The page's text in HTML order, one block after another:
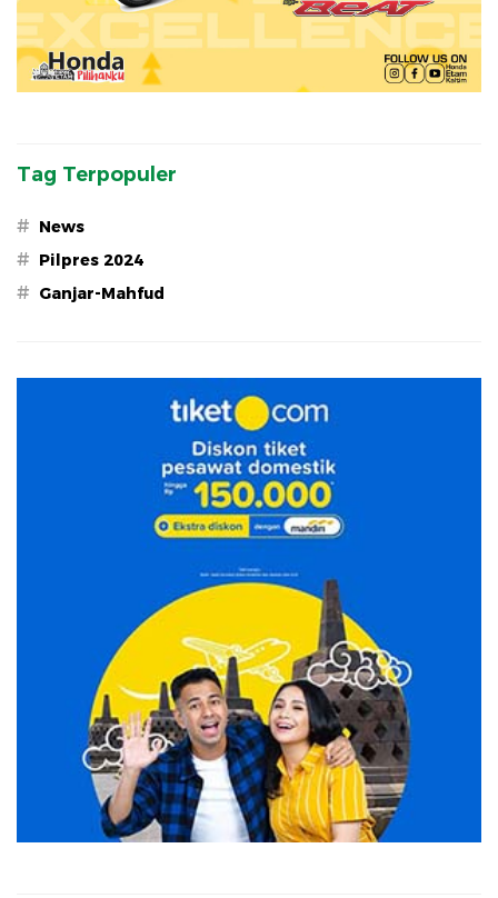
Tag Terpopuler
# News
# Pilpres 2024
# Ganjar-Mahfud